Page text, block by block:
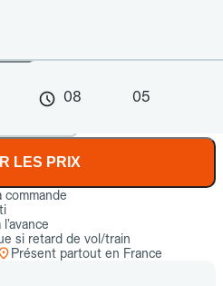
08 05
LES PRIX
si retard de vol/train
Présent partout en France